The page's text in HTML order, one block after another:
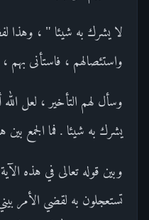
لا يشرك به شيئا " ، وهذا
واستئصالهم ، فاستأنى بهم ،
وسأل لهم التأخير ، لعل
يشرك به شيئا . فما الجمع بين
وبين قوله تعالى في هذه
تستعجلون به لقضي الأمر بيني